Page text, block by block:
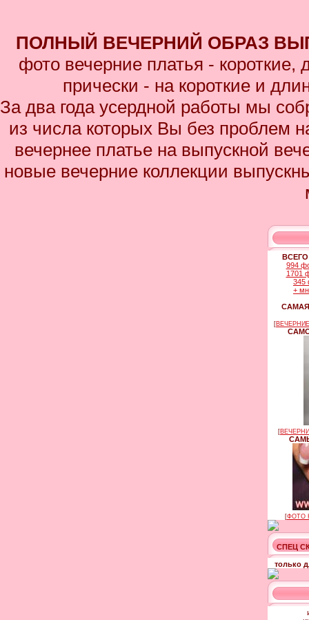
ПОЛНЫЙ ВЕЧЕРНИЙ ОБРАЗ
фото вечерние платья -
прически - на короткие и
За два года усердной работы мы
из числа которых Вы без проблем
вечернее платье на выпускной
новые вечерние коллекции
994
1701
345
+
[
[
[ФОТО
СПЕЦ
только